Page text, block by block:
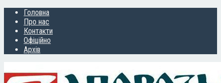
Головна
Про нас
Контакти
Офіційно
Архів